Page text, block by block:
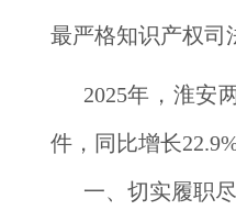
最严格知识产权司
2025年，淮安
件，同比增长22.9%
一、切实履职